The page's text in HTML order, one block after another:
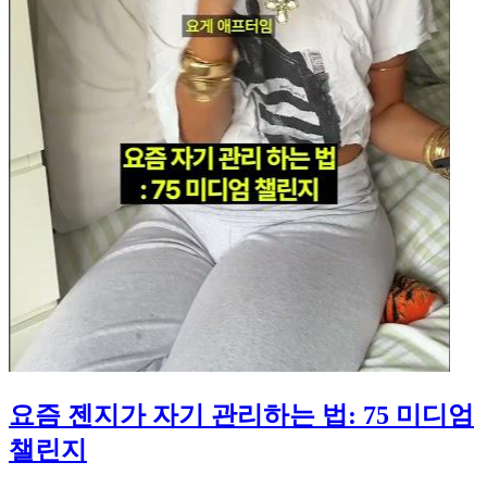
요즘 젠지가 자기 관리하는 법: 75 미디엄
챌린지